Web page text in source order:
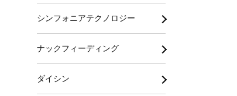
シンフォニアテクノロジー
ナックフィーディング
ダイシン